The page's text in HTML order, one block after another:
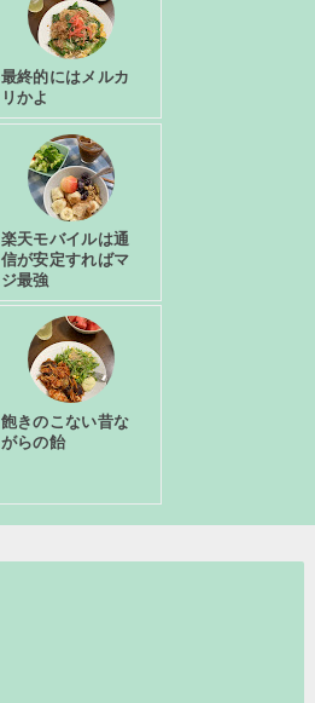
最終的にはメルカ
リかよ
楽天モバイルは通
信が安定すればマ
ジ最強
飽きのこない昔な
がらの飴